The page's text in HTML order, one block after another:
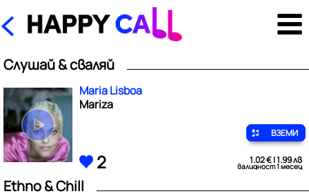
Слушай & сваляй
Maria Lisboa
Mariza
ВЗЕМИ
2 1.02 € | 1.99 лв
валидност 1 месец
Ethno & Chill